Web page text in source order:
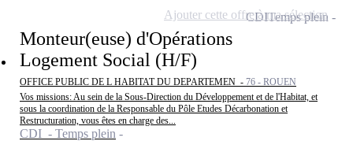
Monteur(euse) d'Opérations
Logement Social (H/F)
OFFICE PUBLIC DE L HABITAT DU DEPARTEMEN - 76 - ROUEN
Vos missions: Au sein de la Sous-Direction du Développement et de l'Habitat, et
sous la coordination de la Responsable du Pôle Etudes Décarbonation et
Restructuration, vous êtes en charge des...
CDI - Temps plein
CDITemps plein
Ajouter cette offre à ma sélection